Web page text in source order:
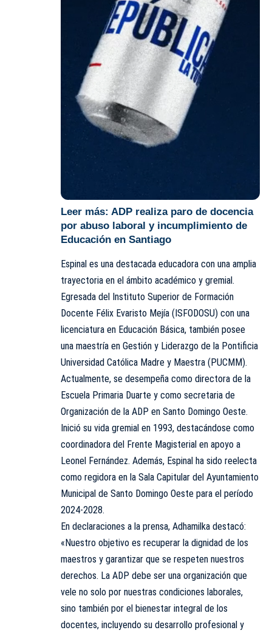
Leer más: ADP realiza paro de docencia
por abuso laboral y incumplimiento de
Educación en Santiago
Espinal es una destacada educadora con una amplia
trayectoria en el ámbito académico y gremial.
Egresada del Instituto Superior de Formación
Docente Félix Evaristo Mejía (ISFODOSU) con una
licenciatura en Educación Básica, también posee
una maestría en Gestión y Liderazgo de la Pontificia
Universidad Católica Madre y Maestra (PUCMM).
Actualmente, se desempeña como directora de la
Escuela Primaria Duarte y como secretaria de
Organización de la ADP en Santo Domingo Oeste.
Inició su vida gremial en 1993, destacándose como
coordinadora del Frente Magisterial en apoyo a
Leonel Fernández. Además, Espinal ha sido reelecta
como regidora en la Sala Capitular del Ayuntamiento
Municipal de Santo Domingo Oeste para el período
2024-2028.
En declaraciones a la prensa, Adhamilka destacó:
«Nuestro objetivo es recuperar la dignidad de los
maestros y garantizar que se respeten nuestros
derechos. La ADP debe ser una organización que
vele no solo por nuestras condiciones laborales,
sino también por el bienestar integral de los
docentes, incluyendo su desarrollo profesional y